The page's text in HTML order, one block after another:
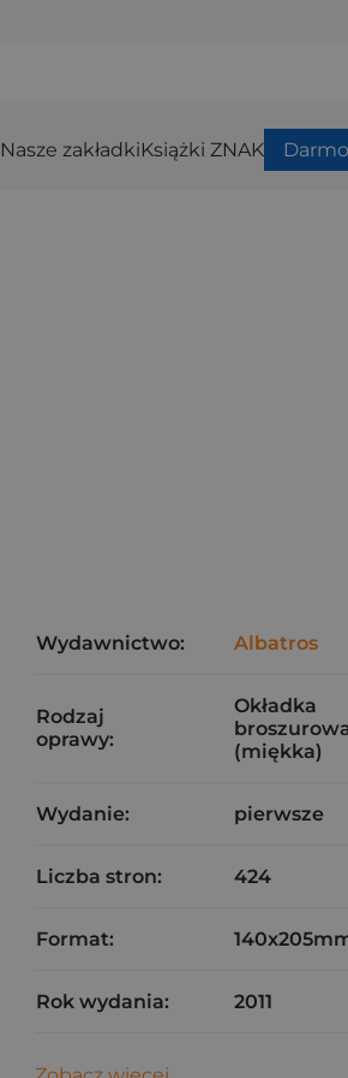
Nasze zakładkiKsiążki ZNAK
Wydawnictwo: Albatros
Rodzaj
oprawy:
Okładka
(miękka)
Wydanie: pierwsze
Liczba stron: 424
Format:
Rok wydania: 2011